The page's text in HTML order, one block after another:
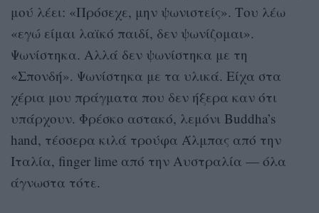
μού λέει: «Πρόσεχε, μην ψωνιστείς». Του λέω
«εγώ είμαι λαϊκό παιδί, δεν ψωνίζομαι».
Ψωνίστηκα. Αλλά δεν ψωνίστηκα με τη
«Σπονδή». Ψωνίστηκα με τα υλικά. Είχα στα
χέρια μου πράγματα που δεν ήξερα καν ότι
υπάρχουν. Φρέσκο αστακό, λεμόνι Buddha’s
hand, τέσσερα κιλά τρούφα Άλμπας από την
Ιταλία, finger lime από την Αυστραλία — όλα
άγνωστα τότε.